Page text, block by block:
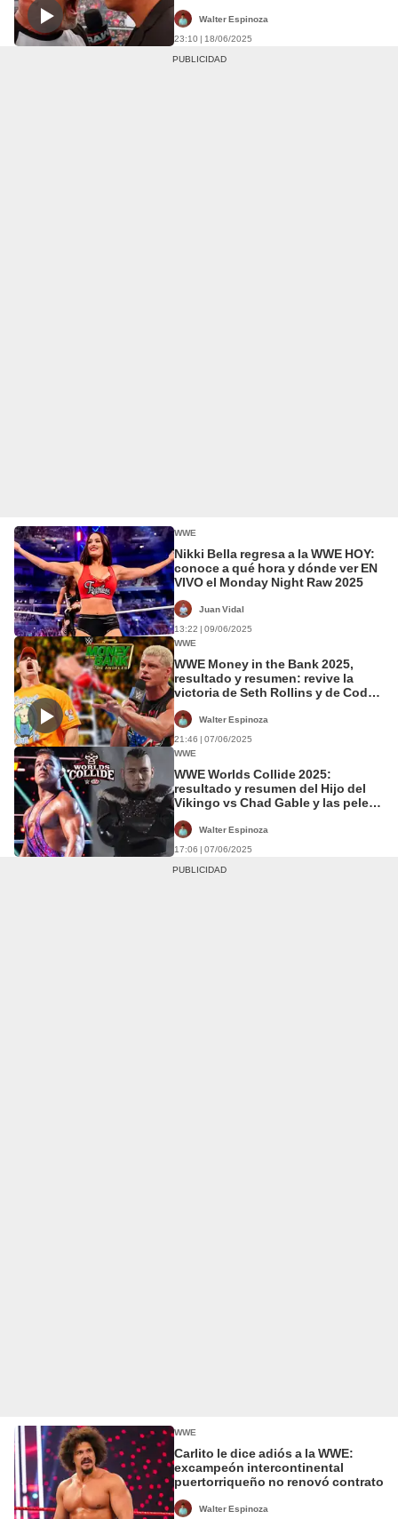
Walter Espinoza
23:10 | 18/06/2025
WWE
Nikki Bella regresa a la WWE HOY:
conoce a qué hora y dónde ver EN
VIVO el Monday Night Raw 2025
Juan Vidal
13:22 | 09/06/2025
WWE
WWE Money in the Bank 2025,
resultado y resumen: revive la
victoria de Seth Rollins y de Cody
Walter Espinoza
21:46 | 07/06/2025
WWE
WWE Worlds Collide 2025:
resultado y resumen del Hijo del
Vikingo vs Chad Gable y las peleas
Walter Espinoza
17:06 | 07/06/2025
WWE
Carlito le dice adiós a la WWE:
excampeón intercontinental
puertorriqueño no renovó contrato
Walter Espinoza